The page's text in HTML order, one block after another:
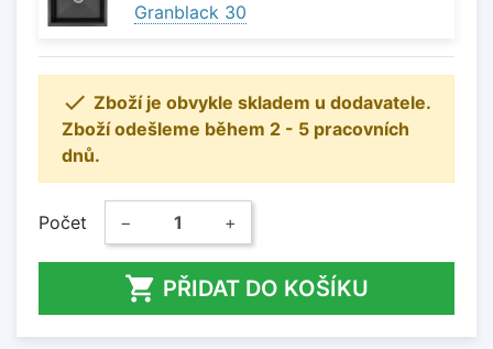
Granblack 30
 Zboží je obvykle skladem u dodavatele.
Zboží odešleme během 2 - 5 pracovních
dnů.
Počet − +
 PŘIDAT DO KOŠÍKU